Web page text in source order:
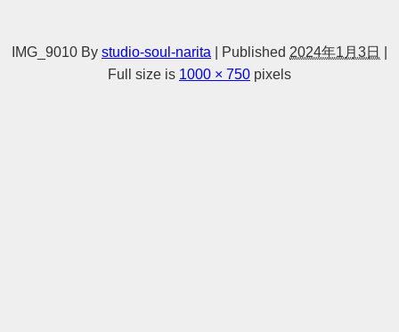
IMG_9010 By studio-soul-narita Published 2024年1月3日
Full size is 1000 × 750 pixels